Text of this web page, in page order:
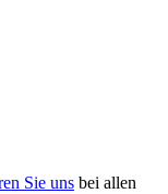
Sie uns bei allen